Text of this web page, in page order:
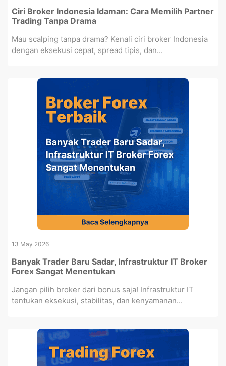
Ciri Broker Indonesia Idaman: Cara Memilih Partner
Trading Tanpa Drama
Mau scalping tanpa drama? Kenali ciri broker Indonesia
dengan eksekusi cepat, spread tipis, dan...
13 May 2026
Banyak Trader Baru Sadar, Infrastruktur IT Broker
Forex Sangat Menentukan
Jangan pilih broker dari bonus saja! Infrastruktur IT
tentukan eksekusi, stabilitas, dan kenyamanan...